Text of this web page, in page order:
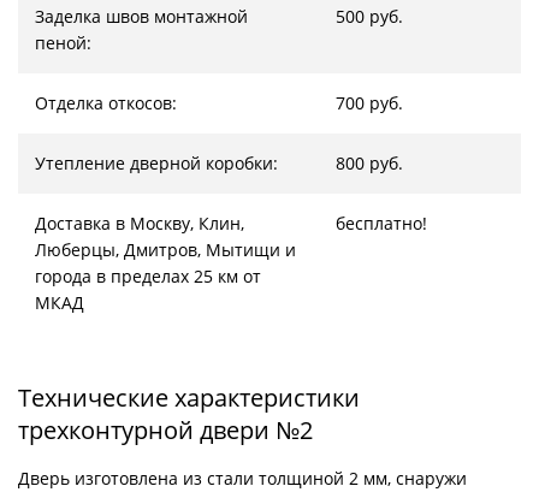
Заделка швов монтажной
пеной:
500 руб.
Отделка откосов: 700 руб.
Утепление дверной коробки: 800 руб.
Доставка в Москву, Клин,
Люберцы, Дмитров, Мытищи и
города в пределах 25 км от
МКАД
бесплатно!
Технические характеристики
трехконтурной двери №2
Дверь изготовлена из стали толщиной 2 мм, снаружи